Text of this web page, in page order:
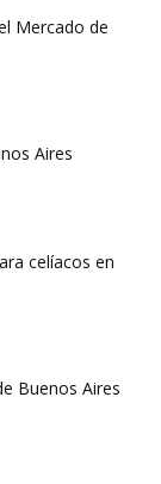
Mercado de
Aires
celíacos en
Buenos Aires